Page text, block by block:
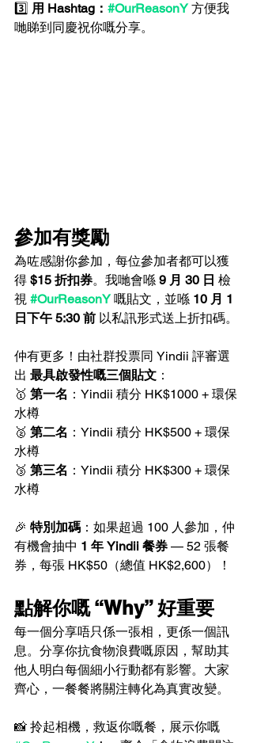
3️⃣ 用 Hashtag： #OurReasonY 方便我
哋睇到同慶祝你嘅分享。
參加有獎勵
為咗感謝你參加，每位參加者都可以獲
得 $15 折扣券。我哋會喺 9 月 30 日 檢
視 #OurReasonY 嘅貼文，並喺 10 月 1
日下午 5:30 前 以私訊形式送上折扣碼。
仲有更多！由社群投票同 Yindii 評審選
出 最具啟發性嘅三個貼文 ：
🥇 第一名 ：Yindii 積分 HK$1000 + 環保
水樽
🥈 第二名 ：Yindii 積分 HK$500 + 環保
水樽
🥉 第三名 ：Yindii 積分 HK$300 + 環保
水樽
🎉 特別加碼 ：如果超過 100 人參加，仲
有機會抽中 1 年 Yindii 餐券 — 52 張餐
券，每張 HK$50（總值 HK$2,600）！
點解你嘅 “Why” 好重要
每一個分享唔只係一張相，更係一個訊
息。分享你抗食物浪費嘅原因，幫助其
他人明白每個細小行動都有影響。大家
齊心，一餐餐將關注轉化為真實改變。
📸 拎起相機，救返你嘅餐，展示你嘅